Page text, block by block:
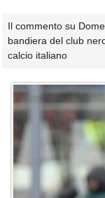
Il commento su
bandiera del club
calcio italiano